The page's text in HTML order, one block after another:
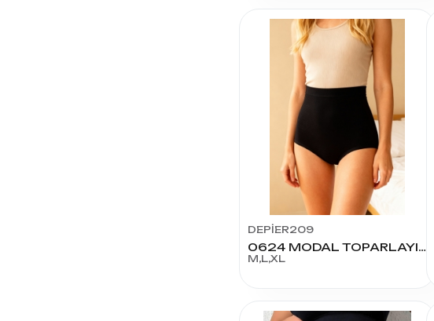
DEPİER209
0624 MODAL TOPARLAYICI KÜLOT
M,L,XL